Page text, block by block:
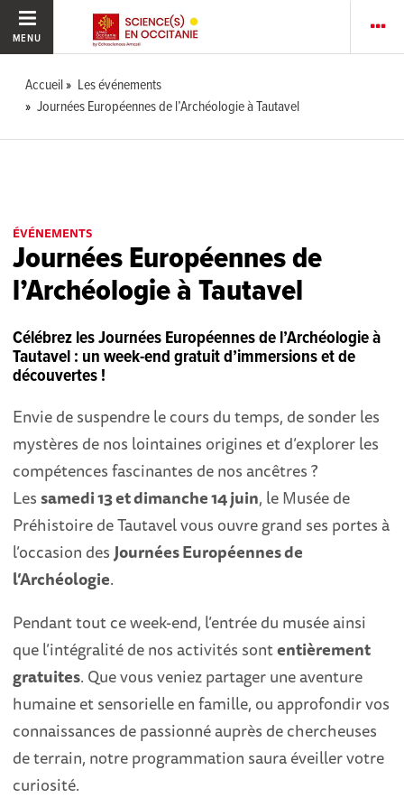
MENU
Accueil
Les événements
Journées Européennes de l’Archéologie à Tautavel
ÉVÉNEMENTS
Journées Européennes de
l’Archéologie à Tautavel
Célébrez les Journées Européennes de l’Archéologie à
Tautavel : un week-end gratuit d’immersions et de
découvertes !
Envie de suspendre le cours du temps, de sonder les
mystères de nos lointaines origines et d’explorer les
compétences fascinantes de nos ancêtres ?
Lessamedi 13 et dimanche 14 juin, le Musée de
Préhistoire de Tautavel vous ouvre grand ses portes à
l’occasion des Journées Européennes de
l’Archéologie.
Pendant tout ce week-end, l’entrée du musée ainsi
que l’intégralité de nos activités sontentièrement
gratuites. Que vous veniez partager une aventure
humaine et sensorielle en famille, ou approfondir vos
connaissances de passionné auprès de chercheuses
de terrain, notre programmation saura éveiller votre
curiosité.